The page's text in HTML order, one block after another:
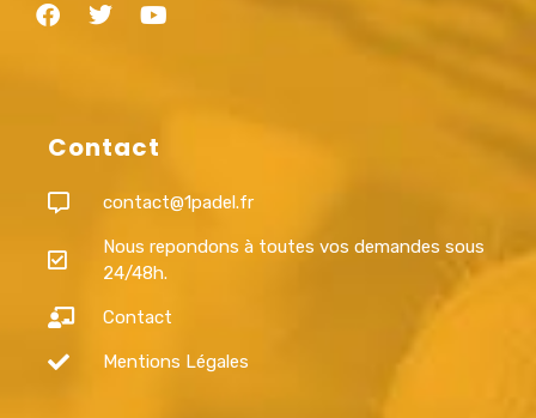
Contact
contact@1padel.fr
Nous repondons à toutes vos demandes sous
24/48h.
Contact
Mentions Légales